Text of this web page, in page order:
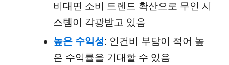
비대면 소비 트렌드 확산으로 무인 시
스템이 각광받고 있음
높은 수익성: 인건비 부담이 적어 높
은 수익률을 기대할 수 있음